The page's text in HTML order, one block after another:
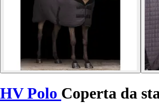
HV Polo Coperta da